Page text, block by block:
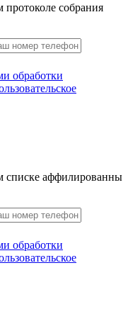
собрания
обработки
списке аффилированны
обработки